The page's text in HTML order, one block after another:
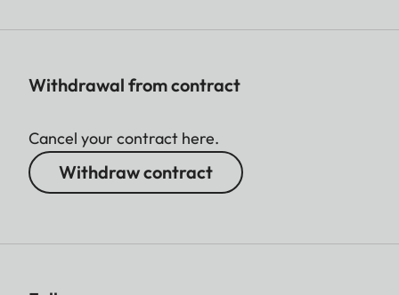
Withdrawal from contract
Cancel your contract here.
Withdraw contract